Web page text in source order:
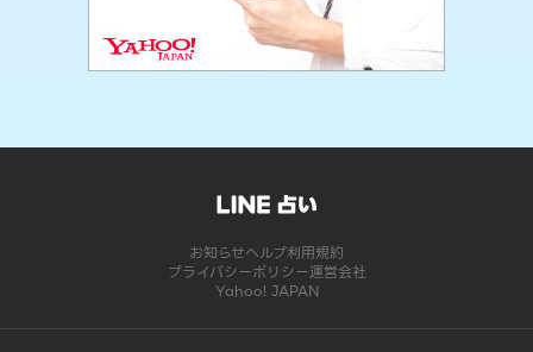
お知らせヘルプ利用規約
プライバシーポリシー運営会社
Yahoo! JAPAN